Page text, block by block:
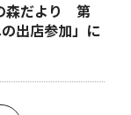
森だより 第
出店参加」に